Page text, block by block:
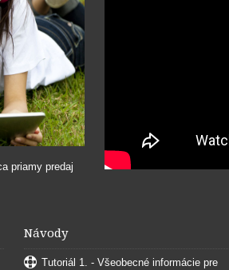
priamy predaj
Návody
Tutoriál 1. - Všeobecné informácie pre